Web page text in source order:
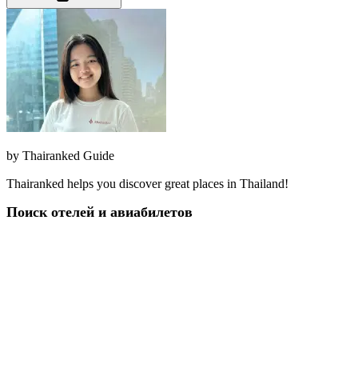
by Thairanked Guide
Thairanked helps you discover great places in Thailand!
Поиск отелей и авиабилетов